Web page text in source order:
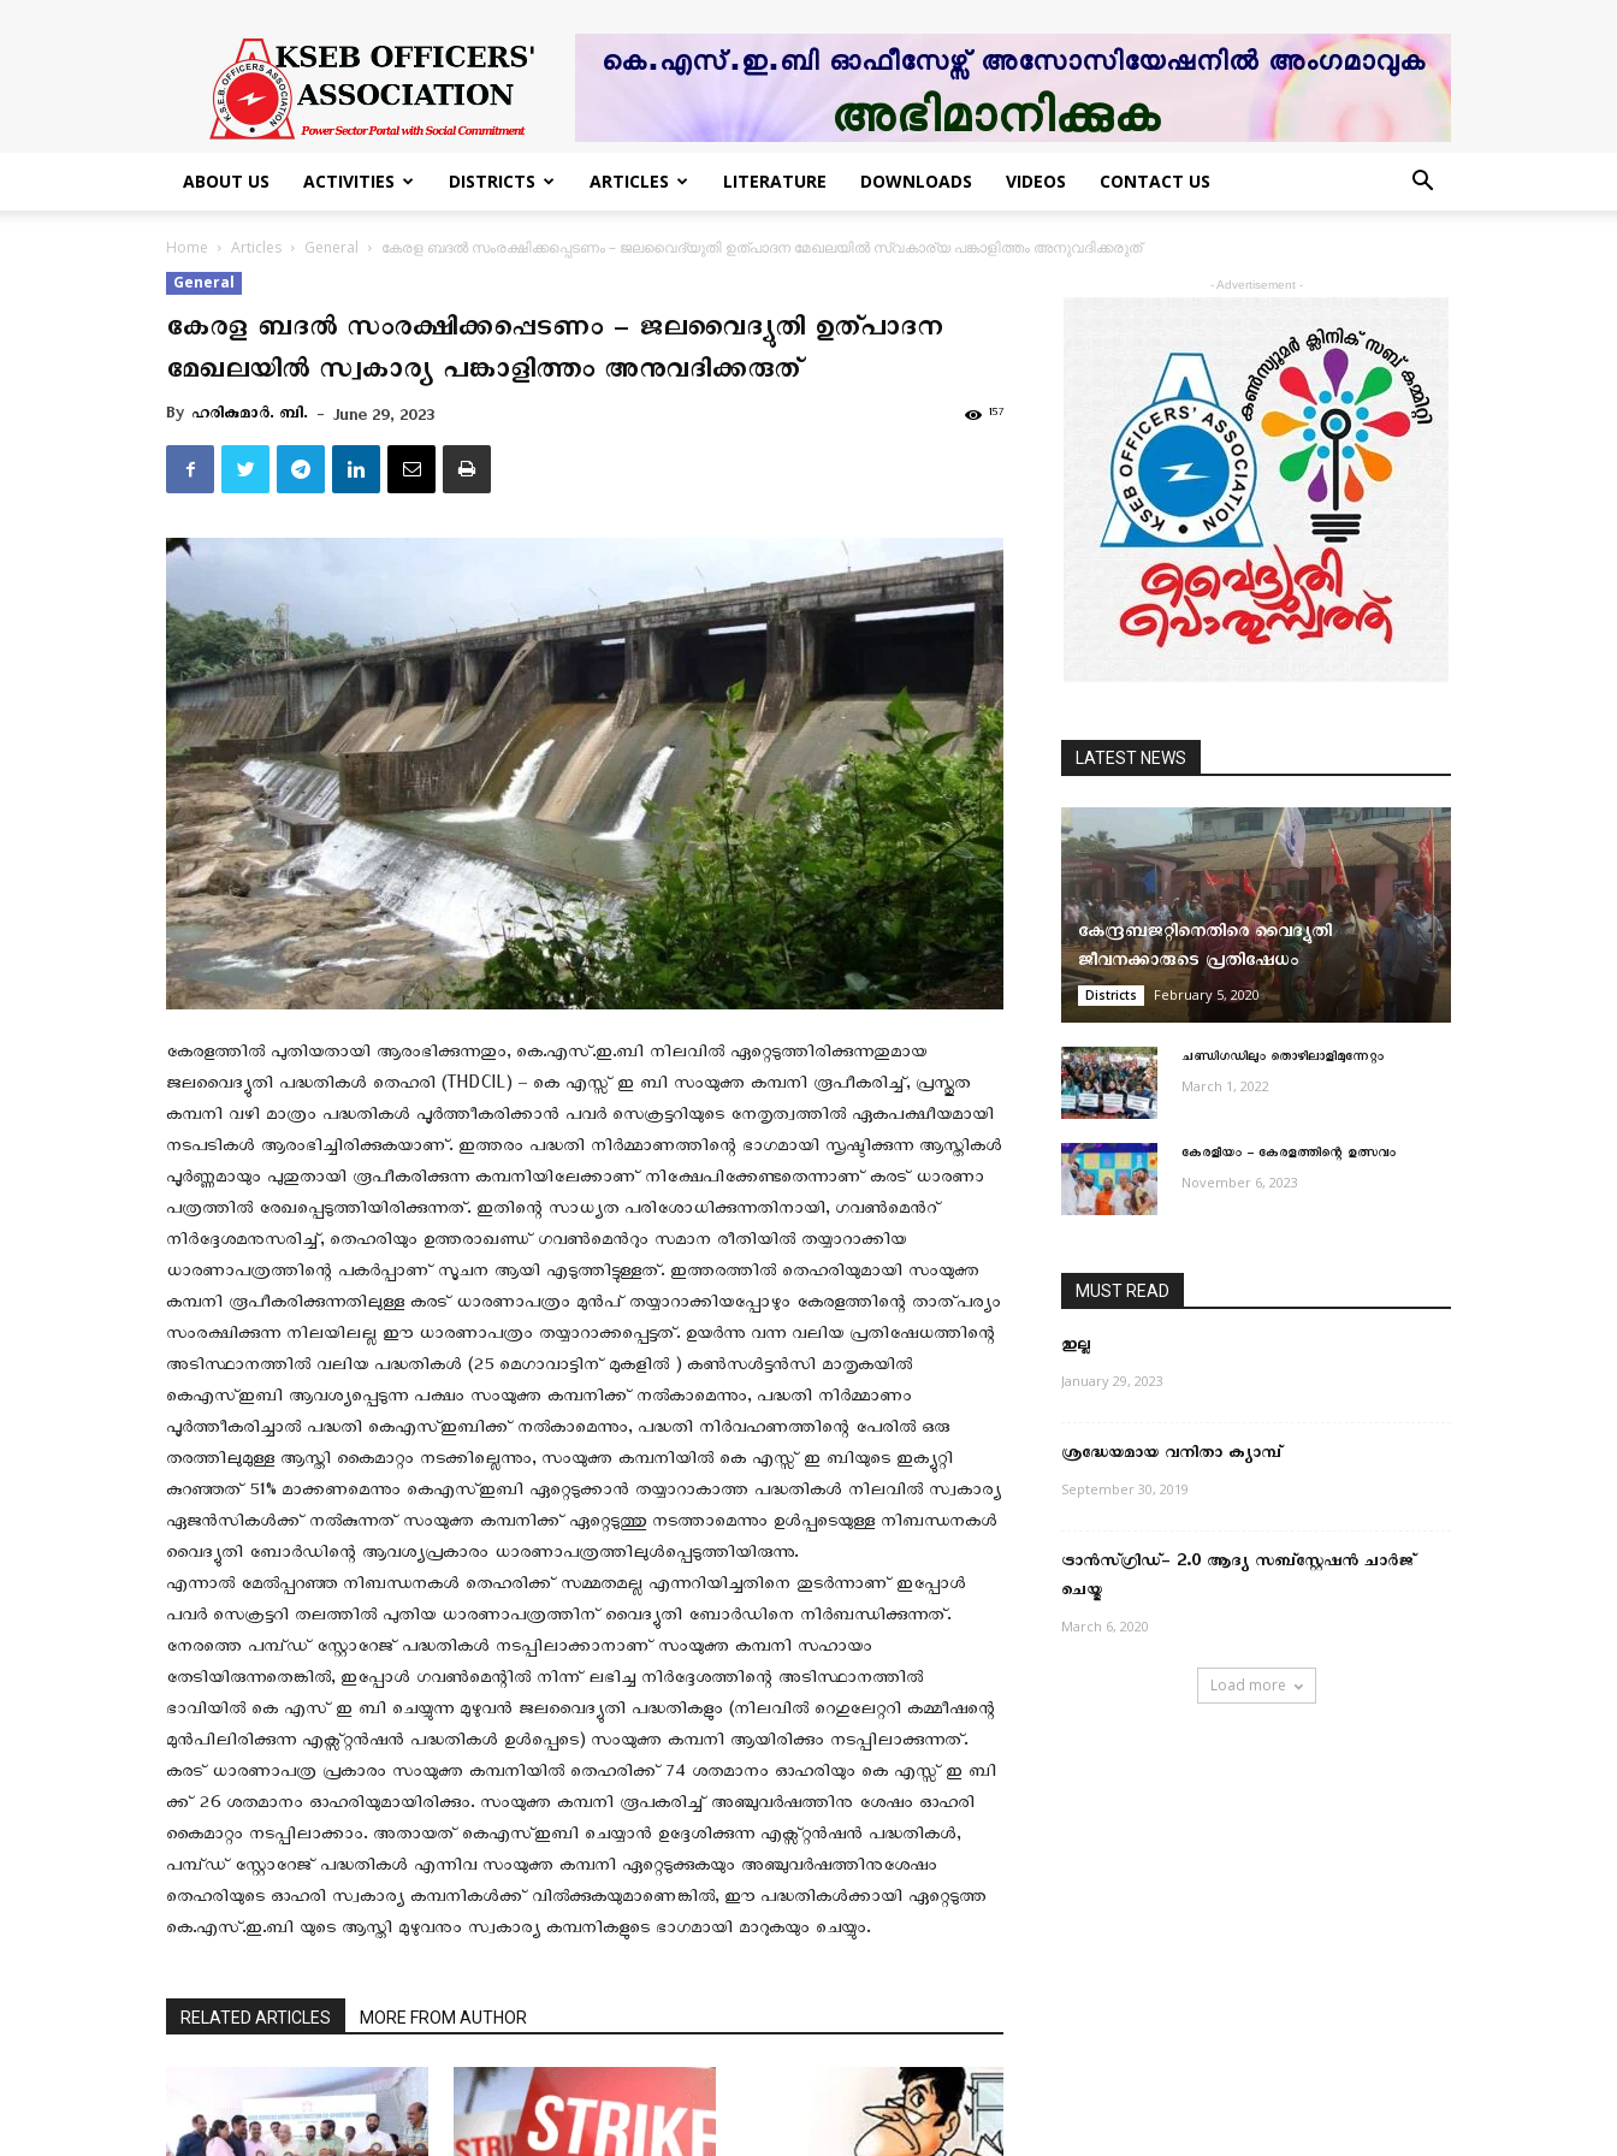
KSEB
Officers'
Association
ABOUT US ACTIVITIES DISTRICTS ARTICLES LITERATURE DOWNLOADS VIDEOS CONTACT US
Home Articles General
കേരള ബദല്‍ സംരക്ഷിക്കപ്പെടണം – ജലവൈദ്യുതി ഉത്പാദന മേഖലയില്‍ സ്വകാര്യ പങ്കാളിത്തം അനുവദിക്കരുത്
General
കേരള ബദല്‍ സംരക്ഷിക്കപ്പെടണം – ജലവൈദ്യുതി ഉത്പാദന
മേഖലയില്‍ സ്വകാര്യ പങ്കാളിത്തം അനുവദിക്കരുത്
By ഹരികുമാർ. ബി. - June 29, 2023 157
കേരളത്തില്‍ പുതിയതായി ആരംഭിക്കുന്നതും, കെ.എസ്.ഇ.ബി നിലവില്‍ ഏറ്റെടുത്തിരിക്കുന്നതുമായ
ജലവൈദ്യുതി പദ്ധതികൾ തെഹരി (THDCIL) – കെ എസ്സ് ഇ ബി സംയുക്ത കമ്പനി രൂപീകരിച്ച്, പ്രസ്തുത
കമ്പനി വഴി മാത്രം പദ്ധതികൾ പൂർത്തീകരിക്കാൻ പവർ സെക്രട്ടറിയുടെ നേതൃത്വത്തിൽ ഏകപക്ഷീയമായി
നടപടികള്‍ ആരംഭിച്ചിരിക്കുകയാണ്. ഇത്തരം പദ്ധതി നിർമ്മാണത്തിന്റെ ഭാഗമായി സൃഷ്ടിക്കുന്ന ആസ്തികൾ
പൂര്‍ണ്ണമായും പുതുതായി രൂപീകരിക്കുന്ന കമ്പനിയിലേക്കാണ് നിക്ഷേപിക്കേണ്ടതെന്നാണ് കരട് ധാരണാ
പത്രത്തില്‍ രേഖപ്പെടുത്തിയിരിക്കുന്നത്. ഇതിന്റെ സാധ്യത പരിശോധിക്കുന്നതിനായി, ഗവൺമെൻറ്
നിർദ്ദേശമനുസരിച്ച്, തെഹരിയും ഉത്തരാഖണ്ഡ് ഗവൺമെൻറും സമാന രീതിയിൽ തയ്യാറാക്കിയ
ധാരണാപത്രത്തിന്റെ പകർപ്പാണ് സൂചന ആയി എടുത്തിട്ടുള്ളത്. ഇത്തരത്തിൽ തെഹരിയുമായി സംയുക്ത
കമ്പനി രൂപീകരിക്കുന്നതിലുള്ള കരട് ധാരണാപത്രം മുന്‍പ് തയ്യാറാക്കിയപ്പോഴും കേരളത്തിന്റെ താത്പര്യം
സംരക്ഷിക്കുന്ന നിലയിലല്ല ഈ ധാരണാപത്രം തയ്യാറാക്കപ്പെട്ടത്. ഉയര്‍ന്നു വന്ന വലിയ പ്രതിഷേധത്തിന്റെ
അടിസ്ഥാനത്തിൽ വലിയ പദ്ധതികൾ (25 മെഗാവാട്ടിന് മുകളിൽ ) കൺസൾട്ടൻസി മാതൃകയിൽ
കെഎസ്ഇബി ആവശ്യപ്പെടുന്ന പക്ഷം സംയുക്ത കമ്പനിക്ക് നല്‍കാമെന്നും, പദ്ധതി നിർമ്മാണം
പൂർത്തീകരിച്ചാൽ പദ്ധതി കെഎസ്ഇബിക്ക് നല്‍കാമെന്നും, പദ്ധതി നിർവഹണത്തിന്റെ പേരിൽ ഒരു
തരത്തിലുമുള്ള ആസ്തി കൈമാറ്റം നടക്കില്ലെന്നും, സംയുക്ത കമ്പനിയിൽ കെ എസ്സ് ഇ ബിയുടെ ഇക്യുറ്റി
കുറഞ്ഞത് 51% മാക്കണമെന്നും കെഎസ്ഇബി ഏറ്റെടുക്കാൻ തയ്യാറാകാത്ത പദ്ധതികൾ നിലവിൽ സ്വകാര്യ
ഏജൻസികൾക്ക് നൽകുന്നത് സംയുക്ത കമ്പനിക്ക് ഏറ്റെടുത്തു നടത്താമെന്നും ഉൾപ്പടെയുള്ള നിബന്ധനകള്‍
വൈദ്യുതി ബോര്‍ഡിന്റെ ആവശ്യപ്രകാരം ധാരണാപത്രത്തിലുള്‍പ്പെടുത്തിയിരുന്നു.
എന്നാൽ മേല്‍പ്പറഞ്ഞ നിബന്ധനകള്‍ തെഹരിക്ക് സമ്മതമല്ല എന്നറിയിച്ചതിനെ തുടര്‍ന്നാണ് ഇപ്പോൾ
പവര്‍ സെക്രട്ടറി തലത്തിൽ പുതിയ ധാരണാപത്രത്തിന് വൈദ്യുതി ബോര്‍ഡിനെ നിർബന്ധിക്കുന്നത്.
നേരത്തെ പമ്പ്ഡ് സ്റ്റോറേജ് പദ്ധതികൾ നടപ്പിലാക്കാനാണ് സംയുക്ത കമ്പനി സഹായം
തേടിയിരുന്നതെങ്കിൽ, ഇപ്പോൾ ഗവൺമെന്റിൽ നിന്ന് ലഭിച്ച നിർദ്ദേശത്തിന്റെ അടിസ്ഥാനത്തിൽ
ഭാവിയിൽ കെ എസ് ഇ ബി ചെയ്യുന്ന മുഴുവൻ ജലവൈദ്യുതി പദ്ധതികളും (നിലവിൽ റെഗുലേറ്ററി കമ്മീഷന്റെ
മുൻപിലിരിക്കുന്ന എക്സ്റ്റൻഷൻ പദ്ധതികൾ ഉൾപ്പെടെ) സംയുക്ത കമ്പനി ആയിരിക്കും നടപ്പിലാക്കുന്നത്.
കരട് ധാരണാപത്ര പ്രകാരം സംയുക്ത കമ്പനിയിൽ തെഹരിക്ക് 74 ശതമാനം ഓഹരിയും കെ എസ്സ് ഇ ബി
ക്ക് 26 ശതമാനം ഓഹരിയുമായിരിക്കും. സംയുക്ത കമ്പനി രൂപകരിച്ച് അഞ്ചുവർഷത്തിനു ശേഷം ഓഹരി
കൈമാറ്റം നടപ്പിലാക്കാം. അതായത് കെഎസ്ഇബി ചെയ്യാൻ ഉദ്ദേശിക്കുന്ന എക്സ്റ്റൻഷൻ പദ്ധതികൾ,
പമ്പ്ഡ് സ്റ്റോറേജ് പദ്ധതികൾ എന്നിവ സംയുക്ത കമ്പനി ഏറ്റെടുക്കുകയും അഞ്ചുവർഷത്തിനുശേഷം
തെഹരിയുടെ ഓഹരി സ്വകാര്യ കമ്പനികൾക്ക് വിൽക്കുകയുമാണെങ്കിൽ, ഈ പദ്ധതികൾക്കായി ഏറ്റെടുത്ത
കെ.എസ്.ഇ.ബി യുടെ ആസ്തി മുഴുവനും സ്വകാര്യ കമ്പനികളുടെ ഭാഗമായി മാറുകയും ചെയ്യും.
RELATED ARTICLES MORE FROM AUTHOR
- Advertisement -
LATEST NEWS
കേന്ദ്രബജറ്റിനെതിരെ വൈദ്യുതി
ജീവനക്കാരുടെ പ്രതിഷേധം
Districts February 5, 2020
ചണ്ഡിഗഡിലും തൊഴിലാളിമുന്നേറ്റം
March 1, 2022
കേരളീയം – കേരളത്തിന്റെ ഉത്സവം
November 6, 2023
MUST READ
ഇല്ല
January 29, 2023
ശ്രദ്ധേയമായ വനിതാ ക്യാമ്പ്
September 30, 2019
ട്രാൻസ്ഗ്രിഡ്- 2.0 ആദ്യ സബ്സ്റ്റേഷൻ ചാർജ്
ചെയ്തു
March 6, 2020
Load more